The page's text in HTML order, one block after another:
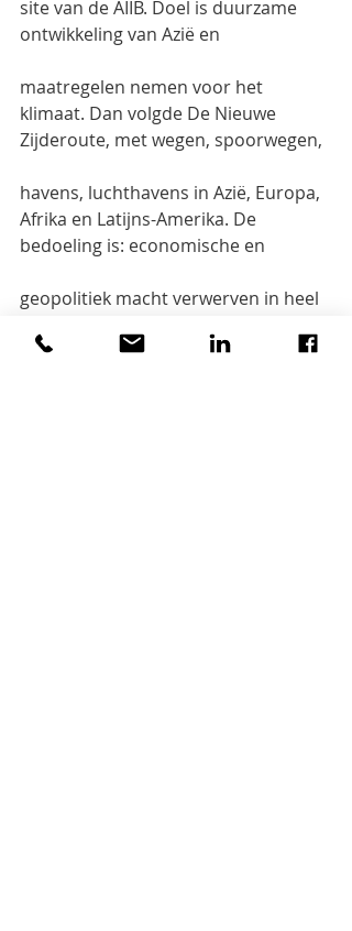
site van de AIIB. Doel is duurzame
ontwikkeling van Azië en
maatregelen nemen voor het
klimaat. Dan volgde De Nieuwe
Zijderoute, met wegen, spoorwegen,
havens, luchthavens in Azië, Europa,
Afrika en Latijns-Amerika. De
bedoeling is: economische en
geopolitiek macht verwerven in heel
nemen en is daarmee een